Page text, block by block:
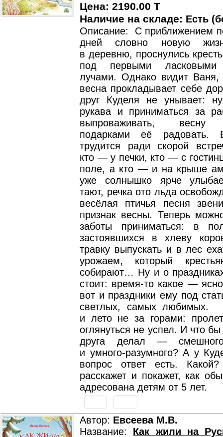
Цена: 2190.00 T
Наличие на складе: Есть
Описание: С приближением
дней словно новую
в деревню, проснулись
под первыми ласковыми
лучами. Однако видит Ваня,
весна прокладывает себе
друг Куделя не унывает:
рукава и приниматься за
выпроваживать, весну
подарками её радовать.
трудится ради скорой
кто — у печки, кто — с
поле, а кто — и на крыше
уже солнышко ярче
тают, речка ото льда
весёлая птичья песня
признак весны. Теперь
заботы приниматься: в
застоявшихся в хлеву
травку выпускать и в лес
урожаем, который
собирают… Ну и о
стоит: время-то какое —
вот и праздники ему под
светлых, самых
и лето не за горами:
оглянуться не успел. И что бы
друга делал —
и умного-разумного? А у
вопрос ответ есть.
расскажет и покажет, как
адресована детям от 5 лет.
Автор: Евсеева М.В.
Название: Как жили на